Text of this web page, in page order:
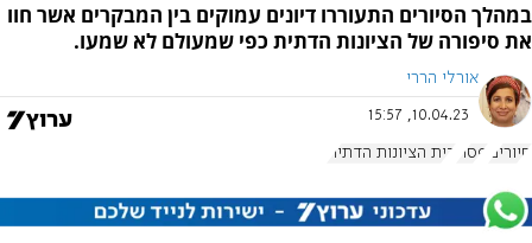
במהלך הסיורים התעוררו דיונים עמוקים בין המבקרים אשר חוו
את סיפורה של הציונות הדתית כפי שמעולם לא שמעו.
אורלי הררי
10.04.23, 15:57
סיורים פסח בית הציונות הדתית